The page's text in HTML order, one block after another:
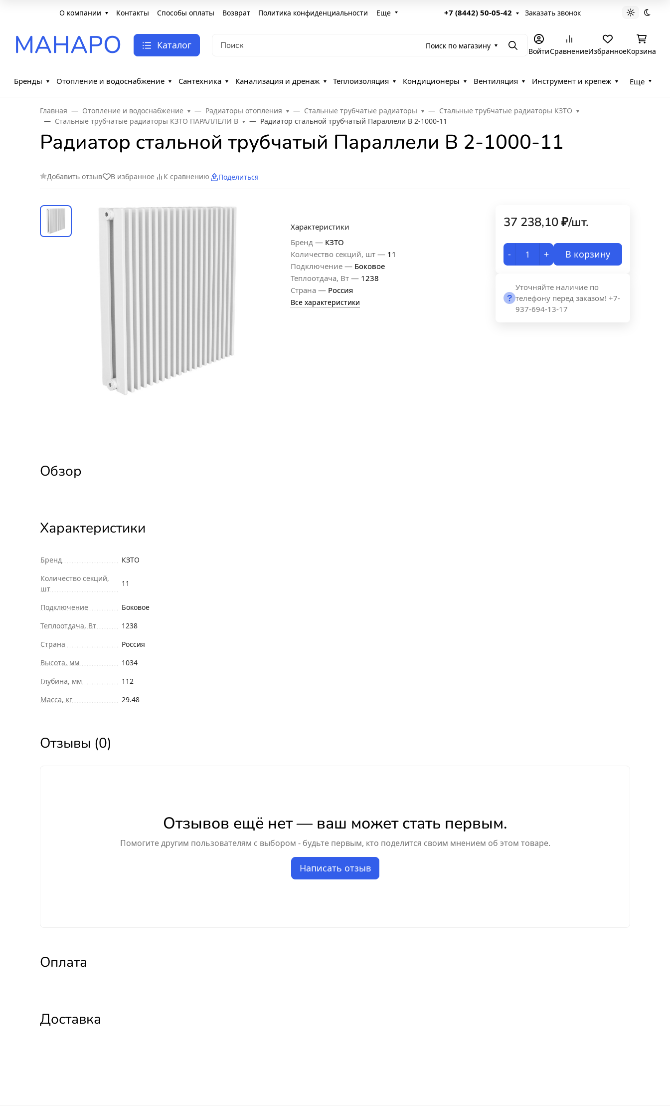
О компании Контакты Способы оплаты Возврат Политика конфиденциальности Еще +7 (8442) 50-05-42 Заказать звонок Светлая
МАНАРО Каталог Поиск по магазину ПоискВойтиСравнениеИзбранноеКорзина
Бренды Отопление и водоснабжение Сантехника Канализация и дренаж Теплоизоляция Кондиционеры Вентиляция Инструмент и крепеж Еще
Главная Отопление и водоснабжение Радиаторы отопления Стальные трубчатые радиаторы
Стальные трубчатые радиаторы КЗТО
Стальные трубчатые радиаторы КЗТО ПАРАЛЛЕЛИ В
Радиатор стальной трубчатый Параллели В 2-1000-11
Радиатор стальной трубчатый Параллели В 2-1000-11
Добавить отзыв В избранное К сравнению Поделиться
Характеристики
Бренд — КЗТО
Количество секций, шт — 11
Подключение — Боковое
Теплоотдача, Вт — 1238
Страна — Россия
Все характеристики
37 238,10₽/шт.
- + В корзину
Уточняйте наличие по
телефону перед заказом! +7-
937-694-13-17
Обзор
Характеристики
Бренд
КЗТО
Количество секций,
шт
11
Подключение
Боковое
Теплоотдача, Вт
1238
Страна
Россия
Высота, мм
1034
Глубина, мм
112
Масса, кг
29.48
Отзывы (0)
Отзывов ещё нет — ваш может стать первым.
Помогите другим пользователям с выбором - будьте первым, кто поделится своим мнением об этом товаре.
Написать отзыв
Оплата
Доставка